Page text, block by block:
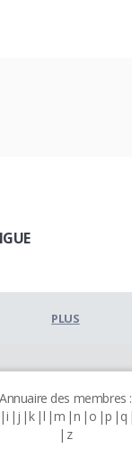
PLUS
Annuaire des membres :
i j k l m n o p q
z